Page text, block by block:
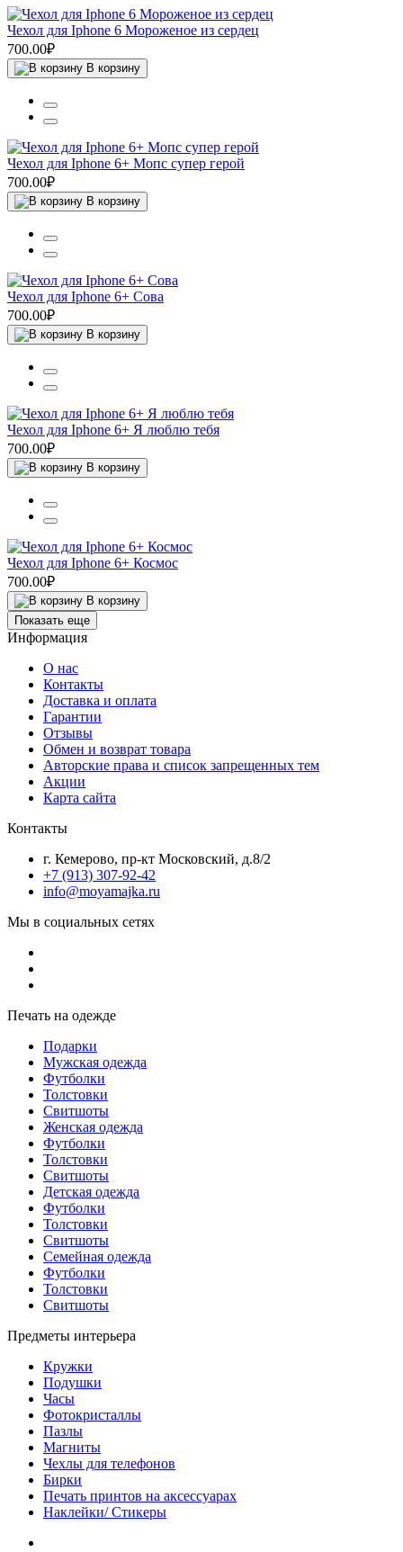
Чехол для Iphone 6 Мороженое из сердец
700.00₽
В корзину
Чехол для Iphone 6+ Мопс супер герой
700.00₽
В корзину
Чехол для Iphone 6+ Сова
700.00₽
В корзину
Чехол для Iphone 6+ Я люблю тебя
700.00₽
В корзину
Чехол для Iphone 6+ Космос
700.00₽
В корзину
Показать еще
Информация
О нас
Контакты
Доставка и оплата
Гарантии
Отзывы
Обмен и возврат товара
Авторские права и список запрещенных тем
Акции
Карта сайта
Контакты
г. Кемерово, пр-кт Московский, д.8/2
+7 (913) 307-92-42
info@moyamajka.ru
Мы в социальных сетях
Печать на одежде
Подарки
Мужская одежда
Футболки
Толстовки
Свитшоты
Женская одежда
Футболки
Толстовки
Свитшоты
Детская одежда
Футболки
Толстовки
Свитшоты
Семейная одежда
Футболки
Толстовки
Свитшоты
Предметы интерьера
Кружки
Подушки
Часы
Фотокристаллы
Пазлы
Магниты
Чехлы для телефонов
Бирки
Печать принтов на аксессуарах
Наклейки/ Стикеры